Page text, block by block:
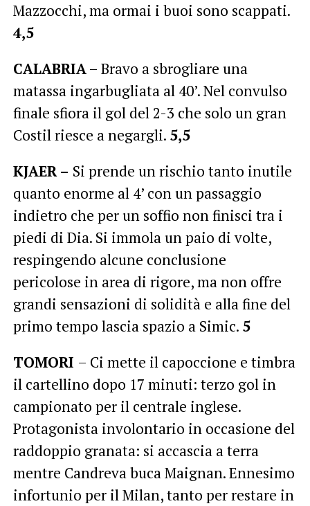
Mazzocchi, ma ormai i buoi sono scappati.
4,5
CALABRIA– Bravo a sbrogliare una
matassa ingarbugliata al 40’. Nel convulso
finale sfiora il gol del 2-3 che solo un gran
Costil riesce a negargli. 5,5
KJAER – Si prende un rischio tanto inutile
quanto enorme al 4’ con un passaggio
indietro che per un soffio non finisci tra i
piedi di Dia. Si immola un paio di volte,
respingendo alcune conclusione
pericolose in area di rigore, ma non offre
grandi sensazioni di solidità e alla fine del
primo tempo lascia spazio a Simic. 5
TOMORI – Ci mette il capoccione e timbra
il cartellino dopo 17 minuti: terzo gol in
campionato per il centrale inglese.
Protagonista involontario in occasione del
raddoppio granata: si accascia a terra
mentre Candreva buca Maignan. Ennesimo
infortunio per il Milan, tanto per restare in